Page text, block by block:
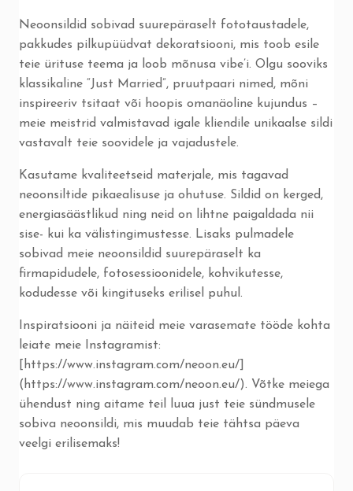
Neoonsildid sobivad suurepäraselt fototaustadele,
pakkudes pilkupüüdvat dekoratsiooni, mis toob esile
teie ürituse teema ja loob mõnusa vibe’i. Olgu sooviks
klassikaline “Just Married”, pruutpaari nimed, mõni
inspireeriv tsitaat või hoopis omanäoline kujundus –
meie meistrid valmistavad igale kliendile unikaalse sildi
vastavalt teie soovidele ja vajadustele.
Kasutame kvaliteetseid materjale, mis tagavad
neoonsiltide pikaealisuse ja ohutuse. Sildid on kerged,
energiasäästlikud ning neid on lihtne paigaldada nii
sise- kui ka välistingimustesse. Lisaks pulmadele
sobivad meie neoonsildid suurepäraselt ka
firmapidudele, fotosessioonidele, kohvikutesse,
kodudesse või kingituseks erilisel puhul.
Inspiratsiooni ja näiteid meie varasemate tööde kohta
leiate meie Instagramist:
[https://www.instagram.com/neoon.eu/]
(https://www.instagram.com/neoon.eu/). Võtke meiega
ühendust ning aitame teil luua just teie sündmusele
sobiva neoonsildi, mis muudab teie tähtsa päeva
veelgi erilisemaks!